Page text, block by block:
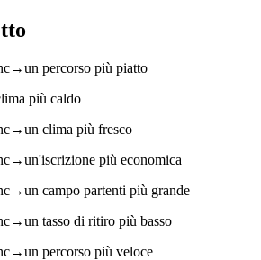
→un percorso più piatto
più caldo
→un clima più fresco
→un'iscrizione più economica
→un campo partenti più grande
→un tasso di ritiro più basso
→un percorso più veloce